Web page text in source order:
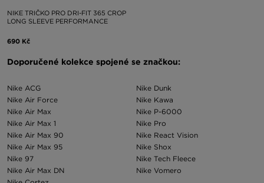
NIKE TRIČKO PRO DRI-FIT 365 CROP
LONG SLEEVE PERFORMANCE
690 Kč
Doporučené kolekce spojené se značkou:
Nike ACG
Nike Air Force
Nike Air Max
Nike Air Max 1
Nike Air Max 90
Nike Air Max 95
Nike 97
Nike Air Max DN
Nike Dunk
Nike Kawa
Nike P-6000
Nike Pro
Nike React Vision
Nike Shox
Nike Tech Fleece
Nike Vomero